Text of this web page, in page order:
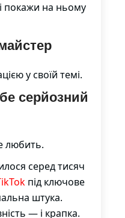
покажи на ньому
у своїй темі.
серйозний
любить.
серед тисяч
під ключове
штука.
— і крапка.